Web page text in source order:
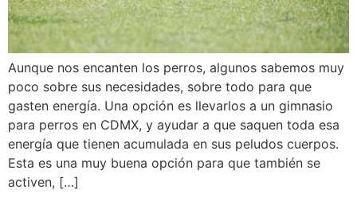
Aunque nos encanten los perros, algunos sabemos muy
poco sobre sus necesidades, sobre todo para que
gasten energía. Una opción es llevarlos a un gimnasio
para perros en CDMX, y ayudar a que saquen toda esa
energía que tienen acumulada en sus peludos cuerpos.
Esta es una muy buena opción para que también se
activen, […]